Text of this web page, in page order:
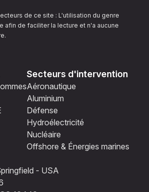
de ce site : L'utilisation du genre
afin de faciliter la lecture et n'a aucune
Secteurs d'intervention
Aéronautique
Aluminium
Défense
Hydroélectricité
Nucléaire
Offshore & Énergies marines
- USA